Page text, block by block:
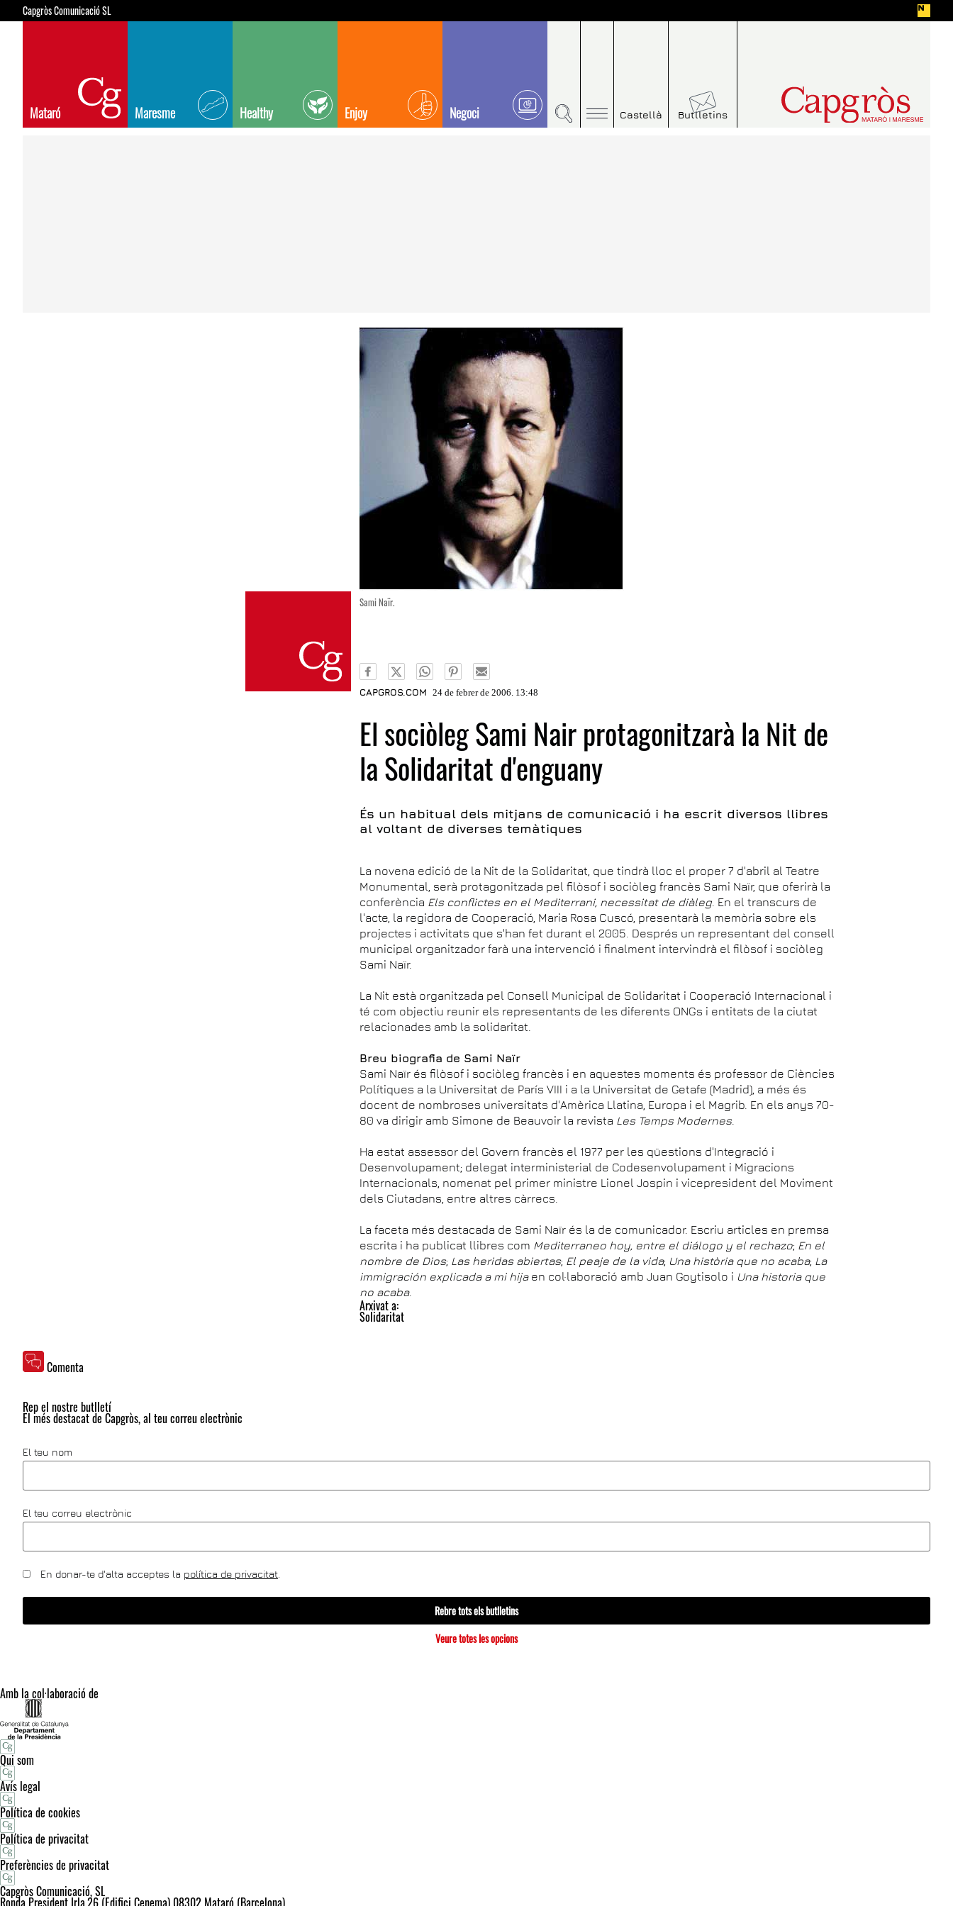
Capgròs Comunicació SL
Mataró Maresme Healthy Enjoy Negoci Castellà Butlletins
Sami Naïr.
CAPGROS.COM 24 de febrer de 2006. 13:48
El sociòleg Sami Nair protagonitzarà la Nit de
la Solidaritat d'enguany
És un habitual dels mitjans de comunicació i ha escrit diversos llibres
al voltant de diverses temàtiques
La novena edició de la Nit de la Solidaritat, que tindrà lloc el proper 7 d'abril al Teatre
Monumental, serà protagonitzada pel filòsof i sociòleg francès Sami Naïr, que oferirà la
conferència Els conflictes en el Mediterrani, necessitat de diàleg . En el transcurs de
l'acte, la regidora de Cooperació, Maria Rosa Cuscó, presentarà la memòria sobre els
projectes i activitats que s'han fet durant el 2005. Després un representant del consell
municipal organitzador farà una intervenció i finalment intervindrà el filòsof i sociòleg
Sami Naïr.
La Nit està organitzada pel Consell Municipal de Solidaritat i Cooperació Internacional i
té com objectiu reunir els representants de les diferents ONGs i entitats de la ciutat
relacionades amb la solidaritat.
Breu biografia de Sami Naïr
Sami Naïr és filòsof i sociòleg francès i en aquestes moments és professor de Ciències
Polítiques a la Universitat de París VIII i a la Universitat de Getafe (Madrid), a més és
docent de nombroses universitats d'Amèrica Llatina, Europa i el Magrib. En els anys 70-
80 va dirigir amb Simone de Beauvoir la revista Les Temps Modernes.
Ha estat assessor del Govern francès el 1977 per les qüestions d'Integració i
Desenvolupament; delegat interministerial de Codesenvolupament i Migracions
Internacionals, nomenat pel primer ministre Lionel Jospin i vicepresident del Moviment
dels Ciutadans, entre altres càrrecs.
La faceta més destacada de Sami Naïr és la de comunicador. Escriu articles en premsa
escrita i ha publicat llibres com Mediterraneo hoy, entre el diálogo y el rechazo; En el
nombre de Dios; Las heridas abiertas; El peaje de la vida; Una història que no acaba; La
immigración explicada a mi hijaen col·laboració amb Juan Goytisolo i Una historia que
no acaba.
Arxivat a:
Solidaritat
Comenta
Rep el nostre butlletí
El més destacat de Capgròs, al teu correu electrònic
El teu nom
El teu correu electrònic
En donar-te d'alta acceptes la política de privacitat
Rebre tots els butlletins
Veure totes les opcions
Amb la col·laboració de
Qui som
Avís legal
Política de cookies
Política de privacitat
Preferències de privacitat
Capgròs Comunicació, SL